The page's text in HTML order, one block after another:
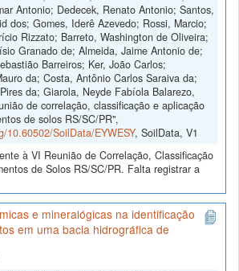
Antonio; Dedecek, Renato Antonio; Santos,
dos; Gomes, Iderê Azevedo; Rossi, Marcio;
Rizzato; Barreto, Washington de Oliveira;
Granado de; Almeida, Jaime Antonio de;
Barreiros; Ker, João Carlos;
da; Costa, Antônio Carlos Saraiva da;
da; Giarola, Neyde Fabíola Balarezo,
de correlação, classificação e aplicação
de solos RS/SC/PR",
10.60502/SoilData/EYWESY, SoilData, V1
à VI Reunião de Correlação, Classificação
de Solos RS/SC/PR. Falta registrar a
e mineralógicas na identificação
em uma bacia hidrográfica de